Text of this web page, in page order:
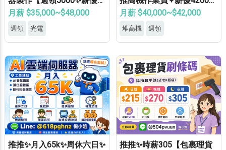
8000】免學經歷✔免健檢✔
月薪 $35,000~$48,000
週領 光電
⚡冷氣廠房✦轉正機會大
月薪 $40,000~$42,000
堆高機 週領
推推✨月入65k✨周休六日✨
推推✨時薪305【包裹理貨